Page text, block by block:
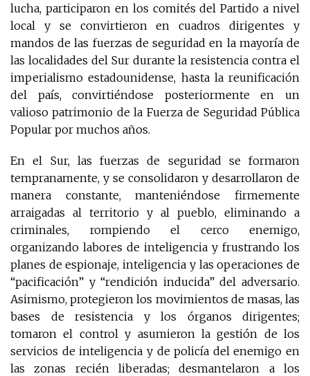
lucha, participaron en los comités del Partido a nivel
local y se convirtieron en cuadros dirigentes y
mandos de las fuerzas de seguridad en la mayoría de
las localidades del Sur durante la resistencia contra el
imperialismo estadounidense, hasta la reunificación
del país, convirtiéndose posteriormente en un
valioso patrimonio de la Fuerza de Seguridad Pública
Popular por muchos años.
En el Sur, las fuerzas de seguridad se formaron
tempranamente, y se consolidaron y desarrollaron de
manera constante, manteniéndose firmemente
arraigadas al territorio y al pueblo, eliminando a
criminales, rompiendo el cerco enemigo,
organizando labores de inteligencia y frustrando los
planes de espionaje, inteligencia y las operaciones de
“pacificación” y “rendición inducida” del adversario.
Asimismo, protegieron los movimientos de masas, las
bases de resistencia y los órganos dirigentes;
tomaron el control y asumieron la gestión de los
servicios de inteligencia y de policía del enemigo en
las zonas recién liberadas; desmantelaron a los